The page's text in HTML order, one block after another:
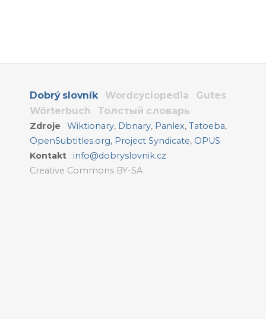
Dobrý slovník Wordcyclopedia
Gutes
Wörterbuch
Толстый словарь
Zdroje Wiktionary, Dbnary, Panlex,Tatoeba,
OpenSubtitles.org, Project Syndicate, OPUS
Kontakt
info@dobryslovnik.cz
Creative Commons BY-SA